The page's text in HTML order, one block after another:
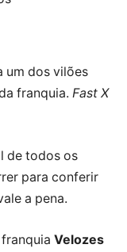
um dos vilões
franquia. Fast X
de todos os
para conferir
a pena.
Velozes